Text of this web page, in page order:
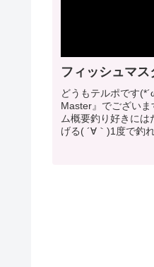
フィッシュマ
どうもテルポです
Master』でござい
ム概要釣り好きに
げる( ´∀｀)1度で釣